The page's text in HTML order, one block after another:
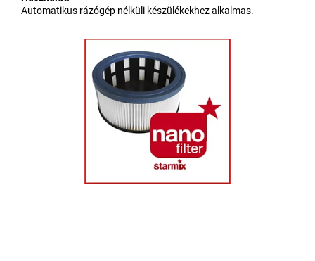
Automatikus rázógép nélküli készülékekhez alkalmas.